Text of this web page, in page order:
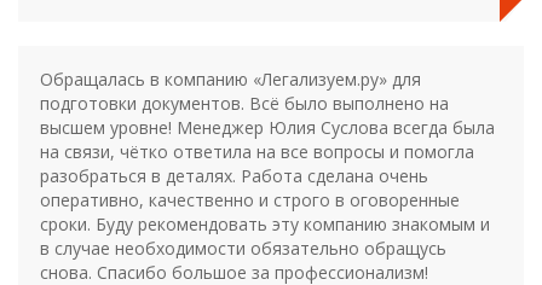
Обращалась в компанию «Легализуем.ру» для
подготовки документов. Всё было выполнено на
высшем уровне! Менеджер Юлия Суслова всегда была
на связи, чётко ответила на все вопросы и помогла
разобраться в деталях. Работа сделана очень
оперативно, качественно и строго в оговоренные
сроки. Буду рекомендовать эту компанию знакомым и
в случае необходимости обязательно обращусь
снова. Спасибо большое за профессионализм!